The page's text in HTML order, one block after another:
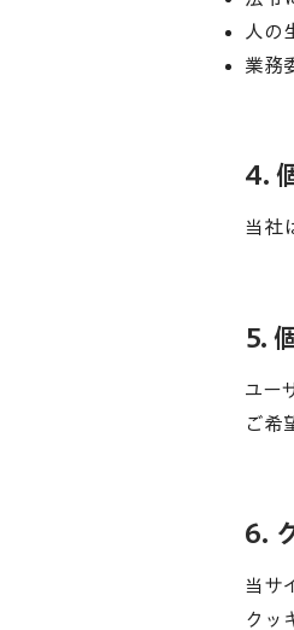
人の
業務
4.
当社
5.
ユー
ご希
6.
当サ
クッ